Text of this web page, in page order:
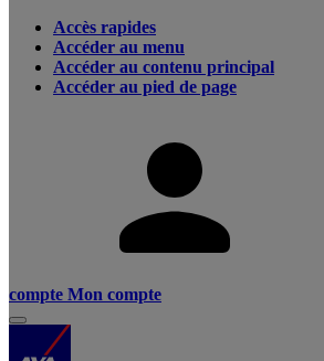
Accès rapides
Accéder au menu
Accéder au contenu principal
Accéder au pied de page
compte Mon compte